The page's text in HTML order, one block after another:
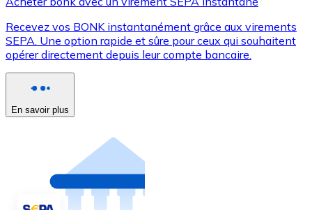
Recevez vos BONK instantanément grâce aux virements
SEPA. Une option rapide et sûre pour ceux qui souhaitent
opérer directement depuis leur compte bancaire.
En savoir plus